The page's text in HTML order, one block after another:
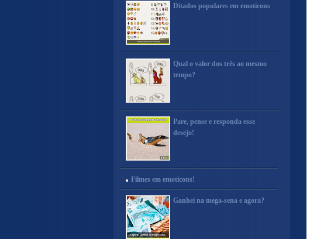
Ditados populares em emoticons
Qual o valor dos três ao mesmo
tempo?
Pare, pense e responda esse
desejo!
Filmes em emoticons!
Ganhei na mega-sena e agora?